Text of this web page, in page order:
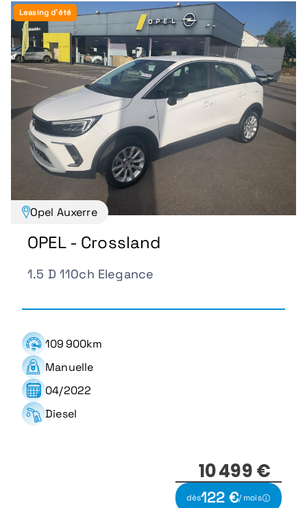
Leasing d'été
Opel Auxerre
OPEL - Crossland
1.5 D 110ch Elegance
109 900km
Manuelle
04/2022
Diesel
10 499 €
dès122 €/ mois